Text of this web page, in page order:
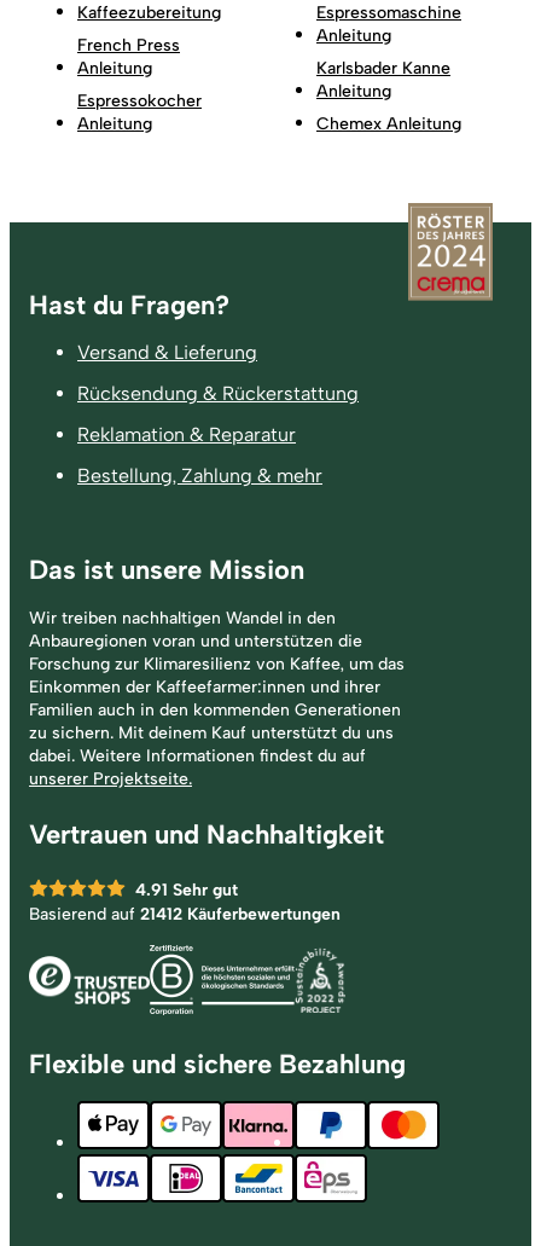
Kaffeezubereitung
French Press
Anleitung
Espressokocher
Anleitung
Espressomaschine
Anleitung
Karlsbader Kanne
Anleitung
Chemex Anleitung
Fußzeile
Hast du Fragen?
Versand & Lieferung
Rücksendung & Rückerstattung
Reklamation & Reparatur
Bestellung, Zahlung & mehr
Das ist unsere Mission
Wir treiben nachhaltigen Wandel in den
Anbauregionen voran und unterstützen die
Forschung zur Klimaresilienz von Kaffee, um das
Einkommen der Kaffeefarmer:innen und ihrer
Familien auch in den kommenden Generationen
zu sichern. Mit deinem Kauf unterstützt du uns
dabei. Weitere Informationen findest du auf
unserer Projektseite.
Vertrauen und Nachhaltigkeit
4.91 Sehr gut
Basierend auf 21412 Käuferbewertungen
Flexible und sichere Bezahlung